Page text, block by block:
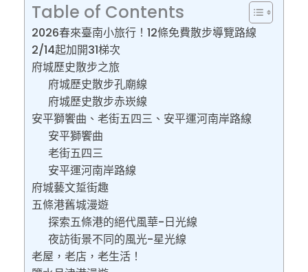
Table of Contents
2026春來臺南小旅行！12條免費散步導覽路線
2/14起加開31梯次
府城歷史散步之旅
府城歷史散步孔廟線
府城歷史散步赤崁線
安平獅饗曲、老街五四三、安平運河南岸路線
安平獅饗曲
老街五四三
安平運河南岸路線
府城藝文踅街趣
五條港舊城漫遊
探索五條港的絕代風華-日光線
夜訪街景不同的風光-星光線
老屋，老店，老生活！